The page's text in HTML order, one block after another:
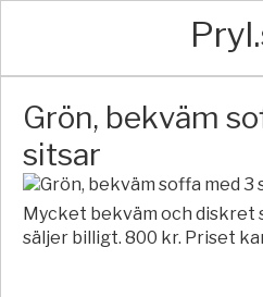
Grön, bekväm
sitsar
Mycket bekväm och diskret
säljer billigt. 800 kr. Priset